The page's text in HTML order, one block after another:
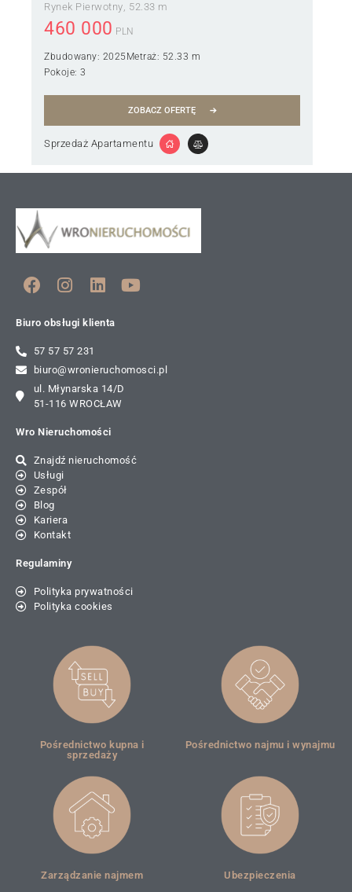
Rynek Pierwotny 52.33 m
460 000 PLN
Zbudowany: 2025 Metraż: 52.33 m
Pokoje: 3
ZOBACZ OFERTĘ
Sprzedaż Apartamentu
Biuro obsługi klienta
57 57 57 231
biuro@wronieruchomosci.pl
ul. Młynarska 14/D
51-116 WROCŁAW
Wro Nieruchomości
Znajdź nieruchomość
Usługi
Zespół
Blog
Kariera
Kontakt
Regulaminy
Polityka prywatności
Polityka cookies
Pośrednictwo kupna i
sprzedaży
Pośrednictwo najmu i wynajmu
Zarządzanie najmem Ubezpieczenia